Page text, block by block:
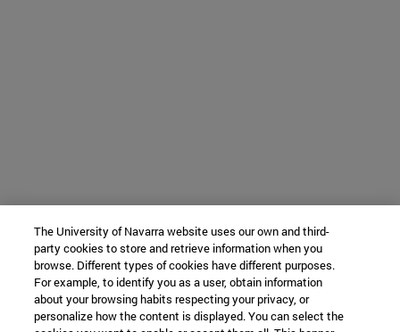
The University of Navarra website uses our own and third-
party cookies to store and retrieve information when you
browse. Different types of cookies have different purposes.
For example, to identify you as a user, obtain information
about your browsing habits respecting your privacy, or
personalize how the content is displayed. You can select the